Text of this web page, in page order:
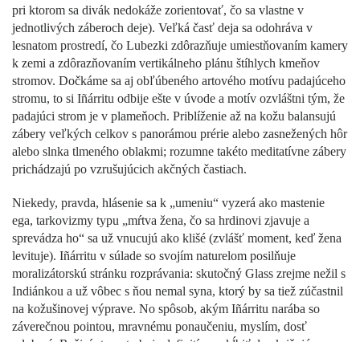
pri ktorom sa divák nedokáže zorientovať, čo sa vlastne v
jednotlivých záberoch deje). Veľká časť deja sa odohráva v
lesnatom prostredí, čo Lubezki zdôrazňuje umiestňovaním kamery
k zemi a zdôrazňovaním vertikálneho plánu štíhlych kmeňov
stromov. Dočkáme sa aj obľúbeného artového motívu padajúceho
stromu, to si Iñárritu odbije ešte v úvode a motív ozvláštni tým, že
padajúci strom je v plameňoch. Priblíženie až na kožu balansujú
zábery veľkých celkov s panorámou prérie alebo zasnežených hôr
alebo slnka tlmeného oblakmi; rozumne takéto meditatívne zábery
prichádzajú po vzrušujúcich akčných častiach.
Niekedy, pravda, hlásenie sa k „umeniu“ vyzerá ako mastenie
ega, tarkovizmy typu „mŕtva žena, čo sa hrdinovi zjavuje a
sprevádza ho“ sa už vnucujú ako klišé (zvlášť moment, keď žena
levituje). Iñárritu v súlade so svojím naturelom posilňuje
moralizátorskú stránku rozprávania: skutočný Glass zrejme nežil s
Indiánkou a už vôbec s ňou nemal syna, ktorý by sa tiež zúčastnil
na kožušinovej výprave. No spôsob, akým Iñárritu narába so
záverečnou pointou, mravnému ponaučeniu, myslím, dosť